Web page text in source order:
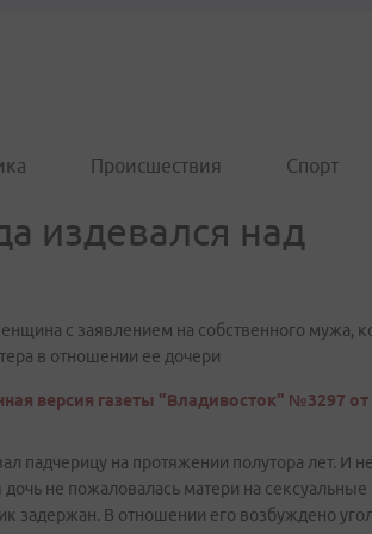
Происшествия Спорт
издевался над
с заявлением на собственного мужа,
в отношении ее дочери
версия газеты "Владивосток" №3297 от
падчерицу на протяжении полутора лет. И
не пожаловалась матери на сексуальные
задержан. В отношении его возбуждено